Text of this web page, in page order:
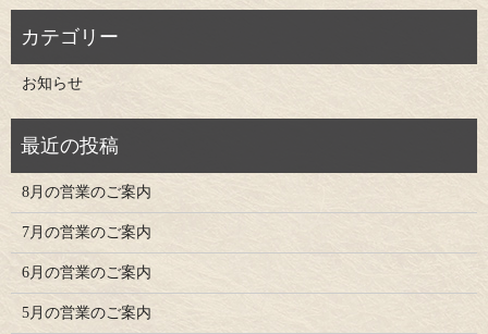
お知らせ
8月の営業のご案内
7月の営業のご案内
6月の営業のご案内
5月の営業のご案内